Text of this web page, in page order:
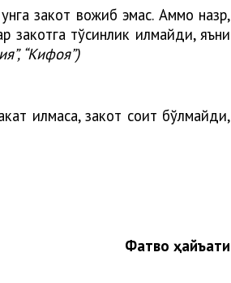
закот вожиб эмас. Аммо назр,
тўсқинлик қилмайди, яъни
“Кифоя”)
қилмаса, закот соқит бўлмайди,
Фатво ҳайъати